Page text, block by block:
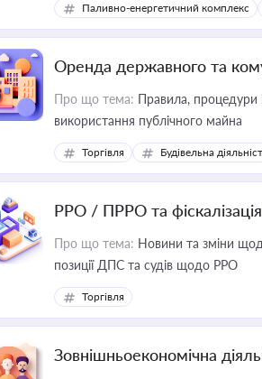
Паливно-енергетичний комплекс
Оренда державного та
Про що тема: Правила, процедури
використання публічного майна
Торгівля Будівельна
РРО / ПРРО та фіскалізація
Про що тема: Новини та зміни щодо
позиції ДПС та судів щодо РРО
Торгівля
Зовнішньоекономічна